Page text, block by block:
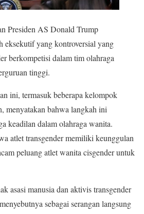
Presiden AS Donald Trump
eksekutif yang kontroversial yang
berkompetisi dalam tim olahraga
tinggi.
ini, termasuk beberapa kelompok
menyatakan bahwa langkah ini
keadilan dalam olahraga wanita.
atlet transgender memiliki keunggulan
peluang atlet wanita cisgender untuk
asasi manusia dan aktivis transgender
sebagai serangan langsung